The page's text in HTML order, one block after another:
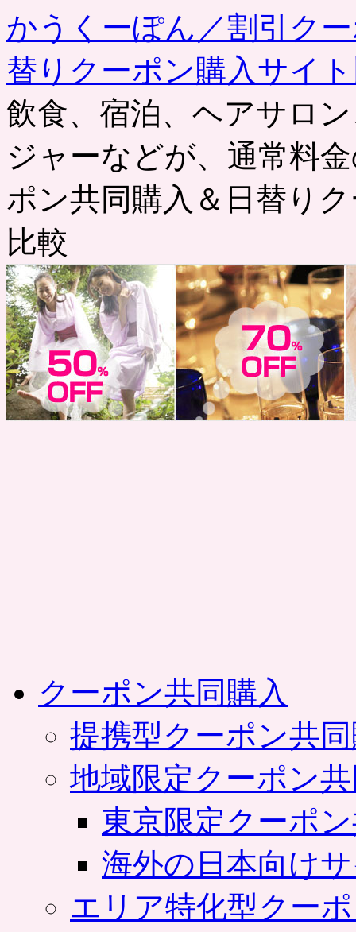
かうくーぽん／割引ク
替りクーポン購入サイ
飲食、宿泊、ヘアサロ
ジャーなどが、通常料
ポン共同購入＆日替り
比較
クーポン共同購入
提携型クーポン共
地域限定クーポン
東京限定クーポ
海外の日本向け
エリア特化型クー